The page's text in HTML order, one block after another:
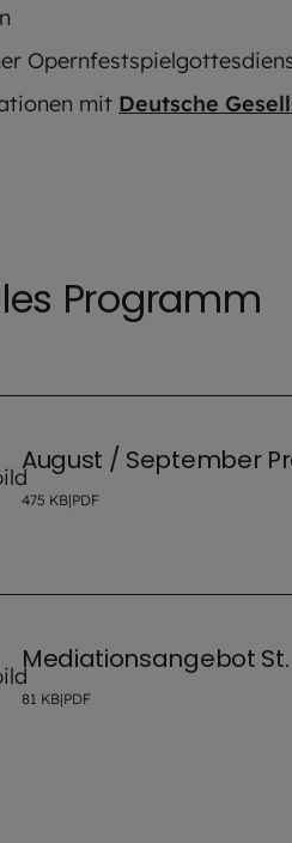
mit Deutsche
Programm
August / September
475 KB|PDF
Mediationsangebot St.
81 KB|PDF